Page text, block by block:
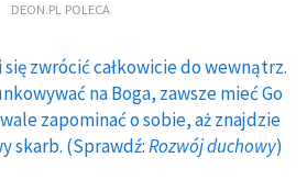
DEON.PL POLECA
zwrócić całkowicie do wewnątrz.
na Boga, zawsze mieć Go
zapominać o sobie, aż znajdzie
skarb. (Sprawdź:Rozwój duchowy)